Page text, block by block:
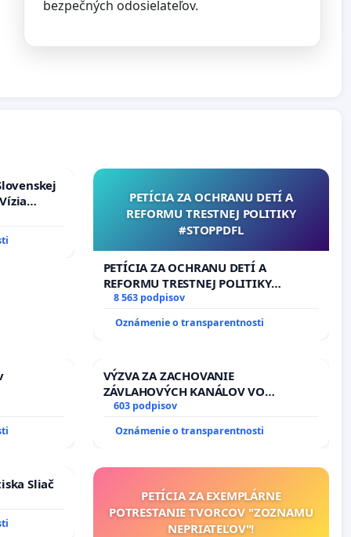
bezpečných odosielateľov.
PETÍCIA ZA OCHRANU DETÍ A
REFORMU TRESTNEJ POLITIKY
#STOPPDFL
PETÍCIA ZA OCHRANU DETÍ A
REFORMU TRESTNEJ POLITIKY
#STOPPDFL
8 563 podpisov
Oznámenie o transparentnosti
VÝZVA ZA ZACHOVANIE
ZÁVLAHOVÝCH KANÁLOV VO
VÝLUČNOM VLASTNÍCTVE A POD
& žiadosť na riešenie zanedbaného
kanálov na Slovensku
603 podpisov
Oznámenie o transparentnosti
Sliač
PETÍCIA ZA EXEMPLÁRNE
POTRESTANIE TVORCOV "ZOZNAMU
NEPRIATEĽOV"!